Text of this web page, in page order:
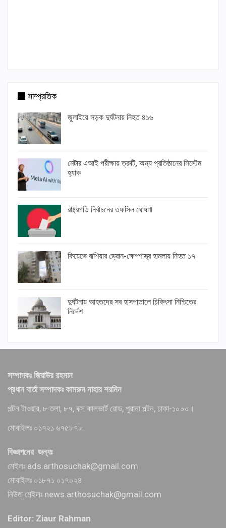
সাম্প্রতিক
জুলাইয়ে সড়ক দুর্ঘটনায় নিহত ৪১৬
মেটার এআই পরীক্ষায় ত্রুটি, অন্য প্রতিষ্ঠানের সিস্টেম
হ্যাক
রাষ্ট্রপতি নির্বাচনের তফসিল ঘোষণা
কিয়েভে রাশিয়ার ড্রোন-ক্ষেপণাস্ত্র হামলায় নিহত ১৭
দুর্ঘটনায় আহতদের সব হাসপাতালে চিকিৎসা নিশ্চিতের
নির্দেশ
সম্পাদকঃ জিয়াউর রহমান
প্রধান বার্তা সম্পাদকঃ কামরুন নাহার শরমিন
পল্টন টাওয়ার, ৮ তলা, ৮৭, বক্স কালভার্ট রোড, পুরানা পল্টন, ঢাকা-১০০০।
মোবাইলঃ ০১৭২১ ৬৭৫৮৭৮
বিজ্ঞাপনের জন্যঃ
মেইলঃ ads.arthosuchak@gmail.com
মোবাইলঃ ০১৮৭১ ০১৭০২৪
নিউজ মেইলঃ news.arthosuchak@gmail.com
Editor: Ziaur Rahman